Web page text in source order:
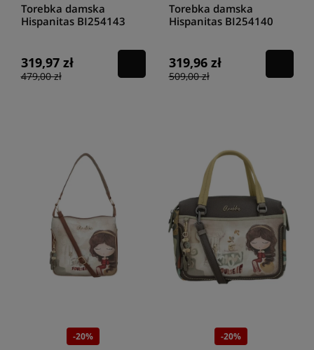
Torebka damska
Hispanitas BI254143
319,97 zł
479,00 zł
Torebka damska
Hispanitas BI254140
319,96 zł
509,00 zł
-20% -20%